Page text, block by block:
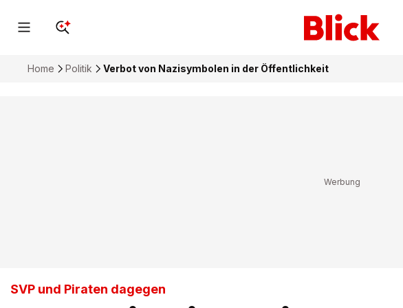
Home Politik Verbot von Nazisymbolen in der Öffentlichkeit
SVP und Piraten dagegen